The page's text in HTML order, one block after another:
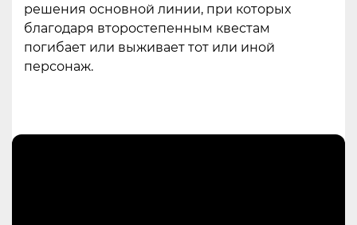
решения основной линии, при которых
благодаря второстепенным квестам
погибает или выживает тот или иной
персонаж.